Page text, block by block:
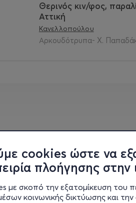
cookies ώστε να
πλοήγησης στην
με σκοπό την εξατομίκευση του
κοινωνικής δικτύωσης και
Θερινός κιν/φος,
Αττική
Κανελλοπούλου
Αρκουδότρυπα- Χ.